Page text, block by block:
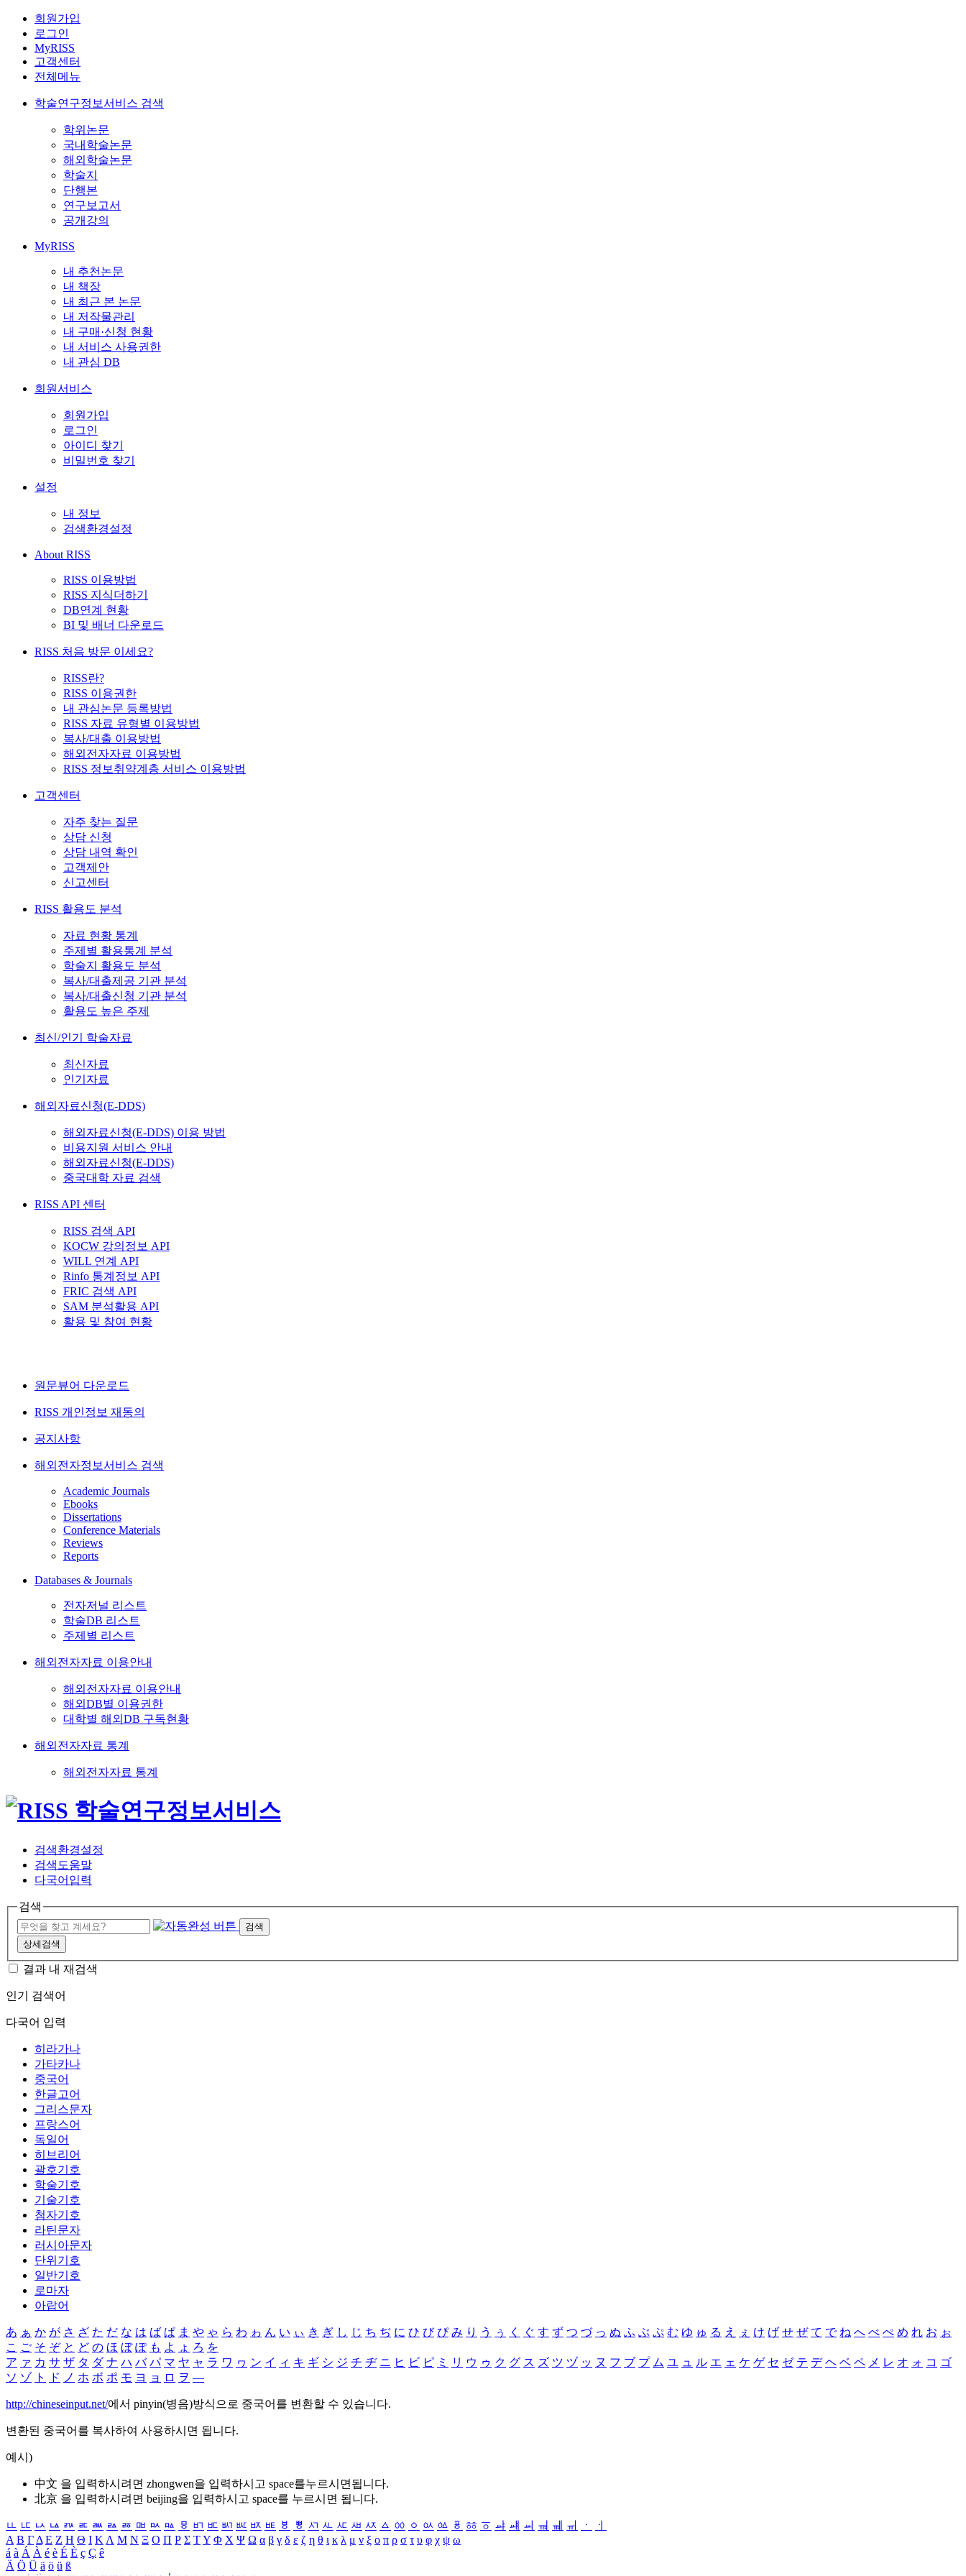
회원가입
로그인
MyRISS
고객센터
전체메뉴
학술연구정보서비스 검색
학위논문
국내학술논문
해외학술논문
학술지
단행본
연구보고서
공개강의
MyRISS
내 추천논문
내 책장
내 최근 본 논문
내 저작물관리
내 구매·신청 현황
내 서비스 사용권한
내 관심 DB
회원서비스
회원가입
로그인
아이디 찾기
비밀번호 찾기
설정
내 정보
검색환경설정
About RISS
RISS 이용방법
RISS 지식더하기
DB연계 현황
BI 및 배너 다운로드
RISS 처음 방문 이세요?
RISS란?
RISS 이용권한
내 관심논문 등록방법
RISS 자료 유형별 이용방법
복사/대출 이용방법
해외전자자료 이용방법
RISS 정보취약계층 서비스 이용방법
고객센터
자주 찾는 질문
상담 신청
상담 내역 확인
고객제안
신고센터
RISS 활용도 분석
자료 현황 통계
주제별 활용통계 분석
학술지 활용도 분석
복사/대출제공 기관 분석
복사/대출신청 기관 분석
활용도 높은 주제
최신/인기 학술자료
최신자료
인기자료
해외자료신청(E-DDS)
해외자료신청(E-DDS) 이용 방법
비용지원 서비스 안내
해외자료신청(E-DDS)
중국대학 자료 검색
RISS API 센터
RISS 검색 API
KOCW 강의정보 API
WILL 연계 API
Rinfo 통계정보 API
FRIC 검색 API
SAM 분석활용 API
활용 및 참여 현황
원문뷰어 다운로드
RISS 개인정보 재동의
공지사항
해외전자정보서비스 검색
Academic Journals
Ebooks
Dissertations
Conference Materials
Reviews
Reports
Databases & Journals
전자저널 리스트
학술DB 리스트
주제별 리스트
해외전자자료 이용안내
해외전자자료 이용안내
해외DB별 이용권한
대학별 해외DB 구독현황
해외전자자료 통계
해외전자자료 통계
검색환경설정
검색도움말
다국어입력
검색
검색
상세검색
결과 내 재검색
인기 검색어
다국어 입력
히라가나
가타카나
중국어
한글고어
그리스문자
프랑스어
독일어
히브리어
괄호기호
학술기호
기술기호
첨자기호
라틴문자
러시아문자
단위기호
일반기호
로마자
아랍어
あ ぁ か が さ ざ た だ な は ば ぱ ま や ゃ ら わ ゎ ん い ぃ き ぎ し じ ち ぢ に ひ び ぴ み り う ぅ く ぐ す ず つ づ っ ぬ ふ ぶ ぷ む ゆ ゅ る え ぇ け げ せ ぜ て で ね へ べ ぺ め れ お ぉ
こ ご そ ぞ と ど の ほ ぼ ぽ も よ ょ ろ を
ア ァ カ サ ザ タ ダ ナ ハ バ パ マ ヤ ャ ラ ワ ヮ ン イ ィ キ ギ シ ジ チ ヂ ニ ヒ ビ ピ ミ リ ウ ゥ ク グ ス ズ ツ ヅ ッ ヌ フ ブ プ ム ユ ュ ル エ ェ ケ ゲ セ ゼ テ デ ヘ ベ ペ メ レ オ ォ コ ゴ
ソ ゾ ト ド ノ ホ ボ ポ モ ヨ ョ ロ ヲ ―
http://chineseinput.net/에서 pinyin(병음)방식으로 중국어를 변환할 수 있습니다.
변환된 중국어를 복사하여 사용하시면 됩니다.
예시)
中文 을 입력하시려면 zhongwen을 입력하시고 space를누르시면됩니다.
北京 을 입력하시려면 beijing을 입력하시고 space를 누르시면 됩니다.
ㅥ ㅦ ㅧ ㅨ ㅩ ㅪ ㅫ ㅬ ㅭ ㅮ ㅯ ㅰ ㅱ ㅲ ㅳ ㅴ ㅵ ㅶ ㅷ ㅸ ㅹ ㅺ ㅻ ㅼ ㅽ ㅾ ㅿ ㆀ ㆁ ㆂ ㆃ ㆄ ㆅ ㆆ ㆇ ㆈ ㆉ ㆊ ㆋ ㆌ ㆍ
ㆎ
Α Β ΓΔ Ε Ζ Η Θ Ι ΚΛ Μ Ν Ξ Ο Π Ρ Σ ΤΥ Φ Χ Ψ Ω α β γ δ ε ζ η θ ι κ λ μ ν ξ ο π ρ σ τ υ φ χ ψ ω
á à Á À é è É È ç Ç ê
Ä Ö Ü ä ö ü ß